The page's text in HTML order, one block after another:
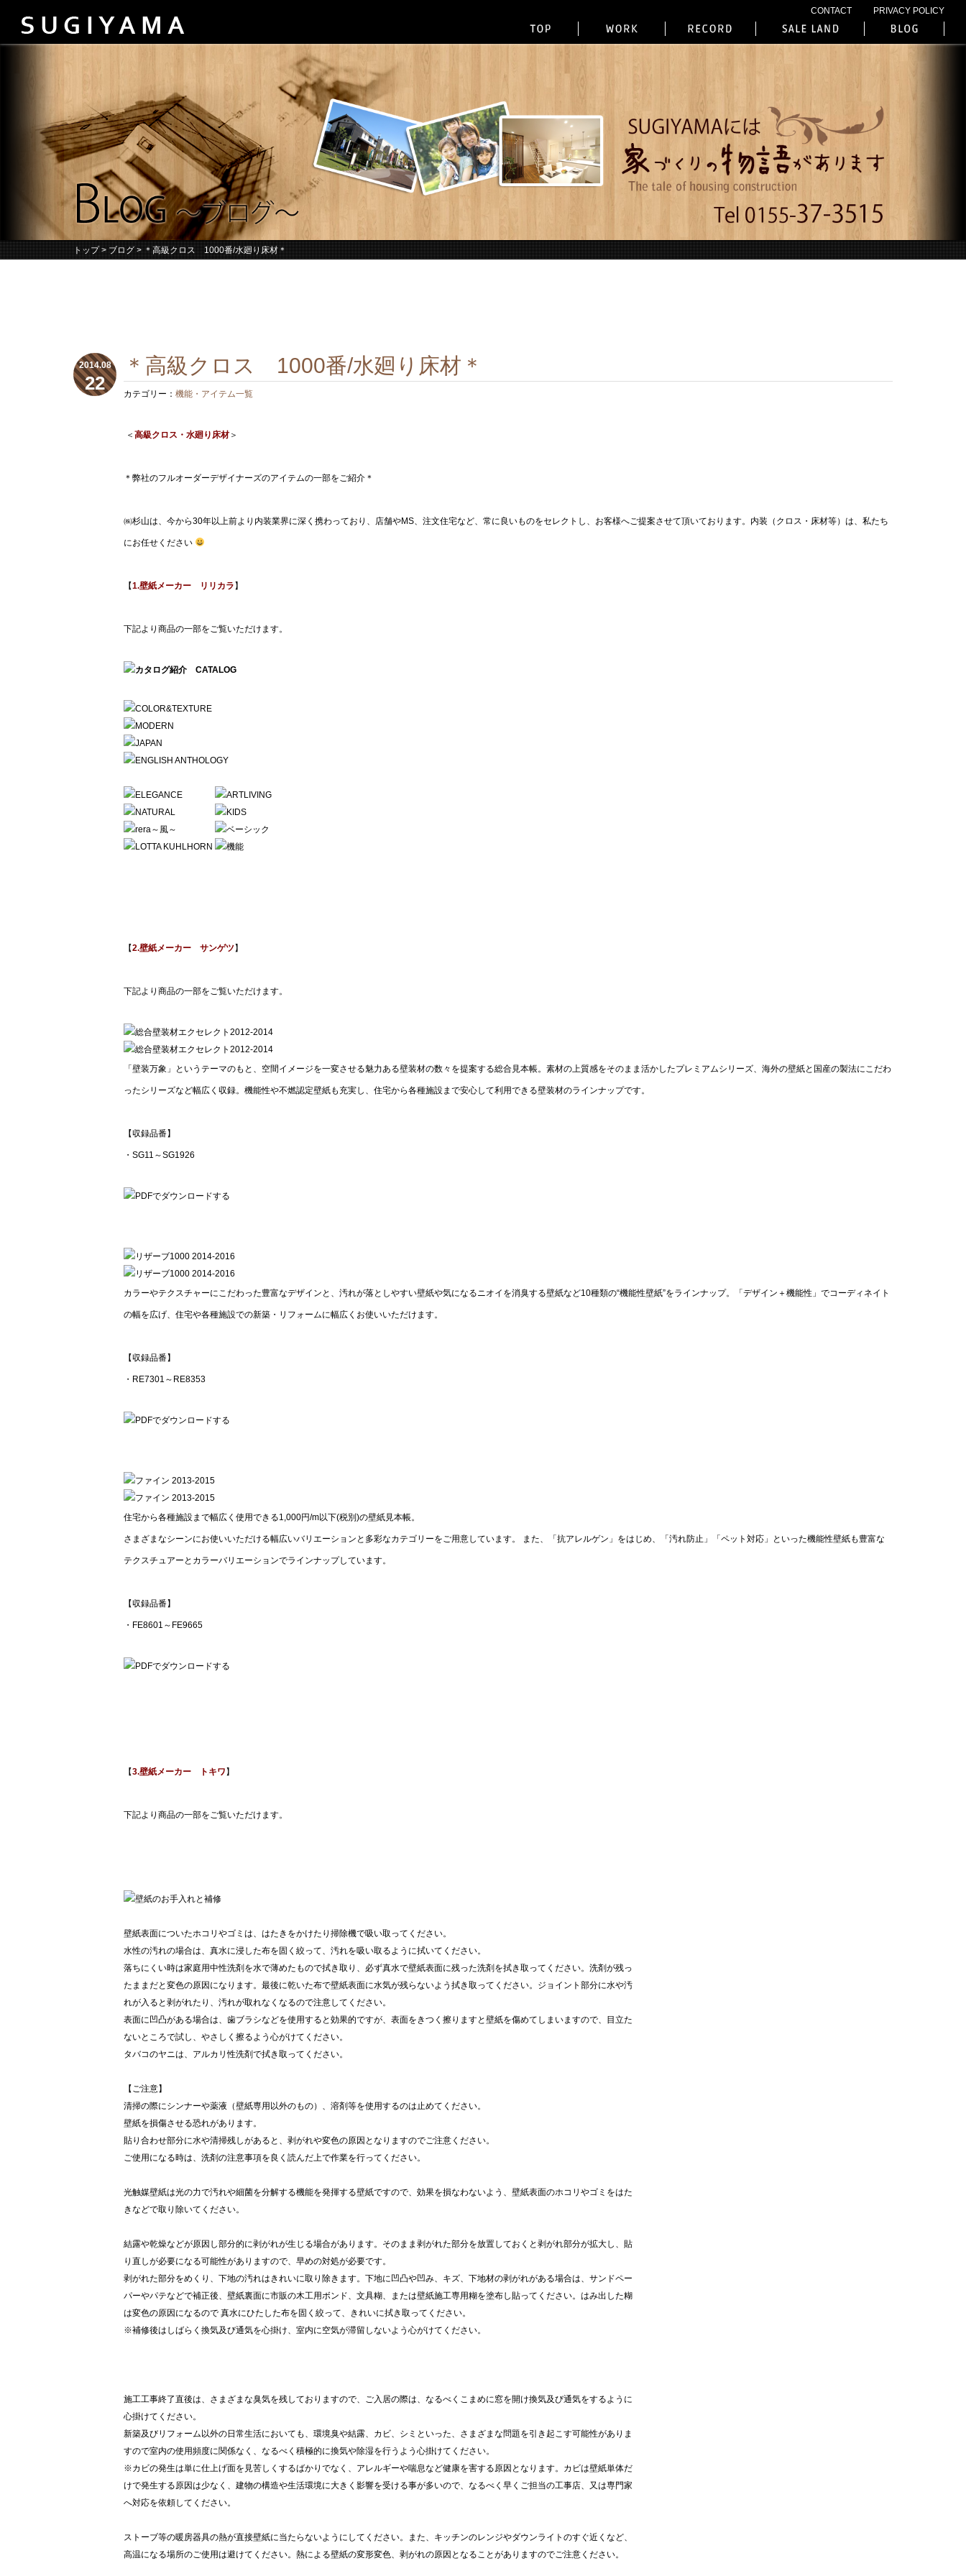
PRIVACY POLICY
CONTACT
トップ>ブログ> ＊高級クロス 1000番/水廻り床材＊
2014.08
22
＊高級クロス 1000番/水廻り床材＊
カテゴリー： 機能・アイテム一覧
＜ 高級クロス・水廻り床材＞
＊弊社のフルオーダーデザイナーズのアイテムの一部をご紹介＊
㈱杉山は、今から30年以上前より内装業界に深く携わっており、店舗やMS、注文住宅など、常に良いものをセレクトし、お客様へご提案させて頂いております。内装（クロス・床材等）は、私たち
にお任せください
【1.壁紙メーカー リリカラ 】
下記より商品の一部をご覧いただけます。
【2.壁紙メーカー サンゲツ】
下記より商品の一部をご覧いただけます。
「壁装万象」というテーマのもと、空間イメージを一変させる魅力ある壁装材の数々を提案する総合見本帳。素材の上質感をそのまま活かしたプレミアムシリーズ、海外の壁紙と国産の製法にこだわ
ったシリーズなど幅広く収録。機能性や不燃認定壁紙も充実し、住宅から各種施設まで安心して利用できる壁装材のラインナップです。
【収録品番】
・SG11～SG1926
カラーやテクスチャーにこだわった豊富なデザインと、汚れが落としやすい壁紙や気になるニオイを消臭する壁紙など10種類の“機能性壁紙”をラインナップ。「デザイン＋機能性」でコーディネイト
の幅を広げ、住宅や各種施設での新築・リフォームに幅広くお使いいただけます。
【収録品番】
・RE7301～RE8353
住宅から各種施設まで幅広く使用できる1,000円/m以下(税別)の壁紙見本帳。
さまざまなシーンにお使いいただける幅広いバリエーションと多彩なカテゴリーをご用意しています。 また、「抗アレルゲン」をはじめ、「汚れ防止」「ペット対応」といった機能性壁紙も豊富な
テクスチュアーとカラーバリエーションでラインナップしています。
【収録品番】
・FE8601～FE9665
【3.壁紙メーカー トキワ 】
下記より商品の一部をご覧いただけます。
壁紙表面についたホコリやゴミは、はたきをかけたり掃除機で吸い取ってください。
水性の汚れの場合は、真水に浸した布を固く絞って、汚れを吸い取るように拭いてください。
落ちにくい時は家庭用中性洗剤を水で薄めたもので拭き取り、必ず真水で壁紙表面に残った洗剤を拭き取ってください。洗剤が残っ
たままだと変色の原因になります。最後に乾いた布で壁紙表面に水気が残らないよう拭き取ってください。ジョイント部分に水や汚
れが入ると剥がれたり、汚れが取れなくなるので注意してください。
表面に凹凸がある場合は、歯ブラシなどを使用すると効果的ですが、表面をきつく擦りますと壁紙を傷めてしまいますので、目立た
ないところで試し、やさしく擦るよう心がけてください。
タバコのヤニは、アルカリ性洗剤で拭き取ってください。
【ご注意】
清掃の際にシンナーや薬液（壁紙専用以外のもの）、溶剤等を使用するのは止めてください。
壁紙を損傷させる恐れがあります。
貼り合わせ部分に水や清掃残しがあると、剥がれや変色の原因となりますのでご注意ください。
ご使用になる時は、洗剤の注意事項を良く読んだ上で作業を行ってください。
光触媒壁紙は光の力で汚れや細菌を分解する機能を発揮する壁紙ですので、効果を損なわないよう、壁紙表面のホコリやゴミをはた
きなどで取り除いてください。
結露や乾燥などが原因し部分的に剥がれが生じる場合があります。そのまま剥がれた部分を放置しておくと剥がれ部分が拡大し、貼
り直しが必要になる可能性がありますので、早めの対処が必要です。
剥がれた部分をめくり、下地の汚れはきれいに取り除きます。下地に凹凸や凹み、キズ、下地材の剥がれがある場合は、サンドペー
パーやパテなどで補正後、壁紙裏面に市販の木工用ボンド、文具糊、または壁紙施工専用糊を塗布し貼ってください。はみ出した糊
は変色の原因になるので 真水にひたした布を固く絞って、きれいに拭き取ってください。
※補修後はしばらく換気及び通気を心掛け、室内に空気が滞留しないよう心がけてください。
施工工事終了直後は、さまざまな臭気を残しておりますので、ご入居の際は、なるべくこまめに窓を開け換気及び通気をするように
心掛けてください。
新築及びリフォーム以外の日常生活においても、環境臭や結露、カビ、シミといった、さまざまな問題を引き起こす可能性がありま
すので室内の使用頻度に関係なく、なるべく積極的に換気や除湿を行うよう心掛けてください。
※カビの発生は単に仕上げ面を見苦しくするばかりでなく、アレルギーや喘息など健康を害する原因となります。カビは壁紙単体だ
けで発生する原因は少なく、建物の構造や生活環境に大きく影響を受ける事が多いので、なるべく早くご担当の工事店、又は専門家
へ対応を依頼してください。
ストーブ等の暖房器具の熱が直接壁紙に当たらないようにしてください。また、キッチンのレンジやダウンライトのすぐ近くなど、
高温になる場所のご使用は避けてください。熱による壁紙の変形変色、剥がれの原因となることがありますのでご注意ください。